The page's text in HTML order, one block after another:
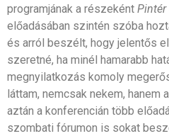
programjának a részeként Pintér
előadásában szintén szóba
és arról beszélt, hogy jelentős
szeretné, ha minél hamarabb
megnyilatkozás komoly
láttam, nemcsak nekem, hanem
aztán a konferencián több
szombati fórumon is sokat